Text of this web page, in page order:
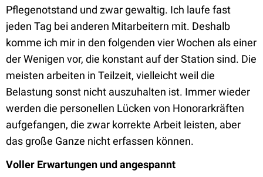
Pflegenotstand und zwar gewaltig. Ich laufe fast
jeden Tag bei anderen Mitarbeitern mit. Deshalb
komme ich mir in den folgenden vier Wochen als einer
der Wenigen vor, die konstant auf der Station sind. Die
meisten arbeiten in Teilzeit, vielleicht weil die
Belastung sonst nicht auszuhalten ist. Immer wieder
werden die personellen Lücken von Honorarkräften
aufgefangen, die zwar korrekte Arbeit leisten, aber
das große Ganze nicht erfassen können.
Voller Erwartungen und angespannt